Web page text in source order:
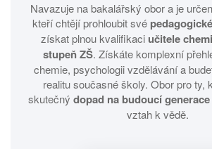
Navazuje na bakalářský obor a je
kteří chtějí prohloubit své
získat plnou kvalifikaci učitele
stupeň ZŠ. Získáte komplexní
chemie, psychologii vzdělávání a
realitu současné školy. Obor pro ty,
skutečný dopad na budoucí generace
vztah k vědě.